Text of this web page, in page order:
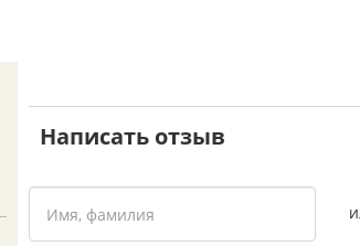
Написать отзыв